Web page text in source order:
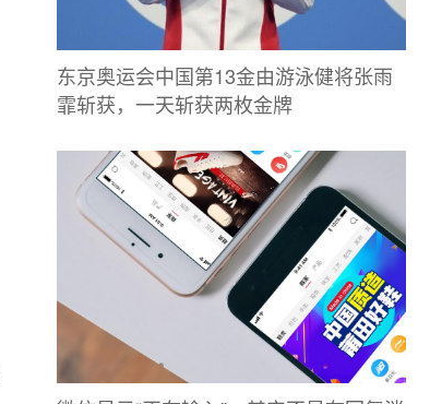
东京奥运会中国第13金由游泳健将张雨
霏斩获，一天斩获两枚金牌